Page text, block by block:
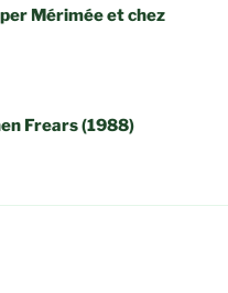
Mérimée et chez
Frears (1988)